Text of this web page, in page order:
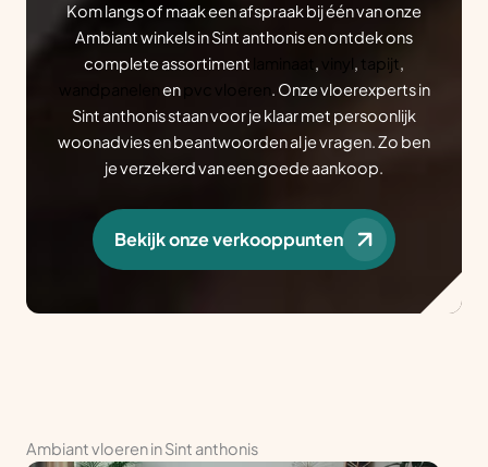
Kom langs of maak een afspraak bij één van onze
Ambiant winkels in Sint anthonis en ontdek ons
complete assortiment
, , tapijt,
en
. Onze vloerexperts in
Sint anthonis staan voor je klaar met persoonlijk
woonadvies en beantwoorden al je vragen. Zo ben
je verzekerd van een goede aankoop.
Bekijk onze verkooppunten
Ambiant vloeren in Sint anthonis